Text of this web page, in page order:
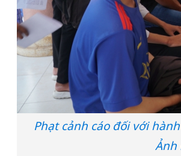
Phạt cảnh cáo đối với
Ảnh